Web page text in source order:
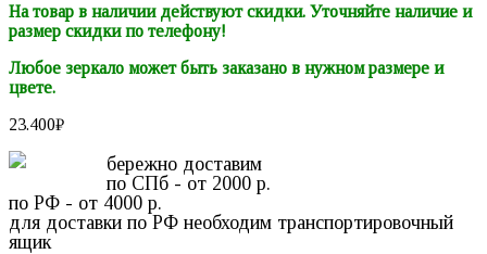
На товар в наличии действуют скидки. Уточняйте наличие и
размер скидки по телефону!
Любое зеркало может быть заказано в нужном размере и
цвете.
23.400₽
бережно доставим
по СПб - от 2000 р.
по РФ - от 4000 р.
для доставки по РФ необходим транспортировочный
ящик